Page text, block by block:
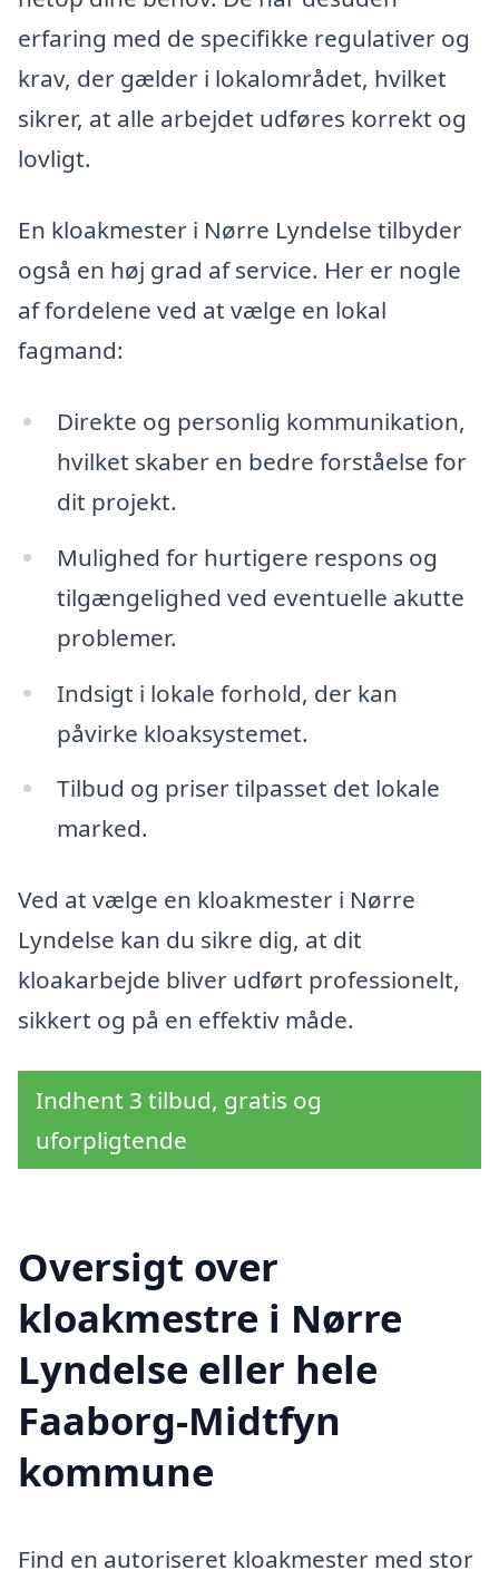
erfaring med de specifikke regulativer og
krav, der gælder i lokalområdet, hvilket
sikrer, at alle arbejdet udføres korrekt og
lovligt.
En kloakmester i Nørre Lyndelse tilbyder
også en høj grad af service. Her er nogle
af fordelene ved at vælge en lokal
fagmand:
Direkte og personlig kommunikation,
hvilket skaber en bedre forståelse for
dit projekt.
Mulighed for hurtigere respons og
tilgængelighed ved eventuelle akutte
problemer.
Indsigt i lokale forhold, der kan
påvirke kloaksystemet.
Tilbud og priser tilpasset det lokale
marked.
Ved at vælge en kloakmester i Nørre
Lyndelse kan du sikre dig, at dit
kloakarbejde bliver udført professionelt,
sikkert og på en effektiv måde.
Indhent 3 tilbud, gratis og
uforpligtende
Oversigt over
kloakmestre i Nørre
Lyndelse eller hele
Faaborg-Midtfyn
kommune
Find en autoriseret kloakmester med stor